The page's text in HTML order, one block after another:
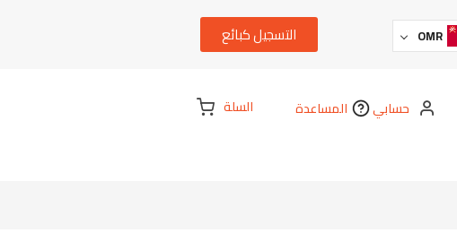
OMR التسجيل كبائع
حسابي المساعدة السلة